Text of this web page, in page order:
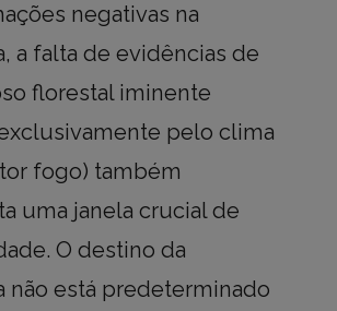
negativas na
a falta de evidências de
florestal iminente
pelo clima
fogo) também
uma janela crucial de
O destino da
não está predeterminado